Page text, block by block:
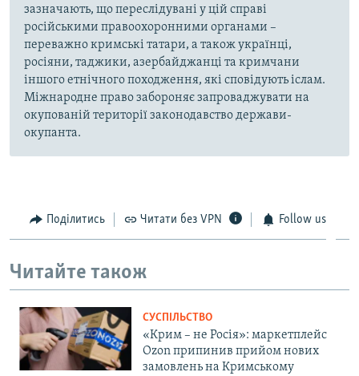
зазначають, що переслідувані у цій справі
російськими правоохоронними органами –
переважно кримські татари, а також українці,
росіяни, таджики, азербайджанці та кримчани
іншого етнічного походження, які сповідують іслам.
Міжнародне право забороняє запроваджувати на
окупованій території законодавство держави-
окупанта.
Поділитись Читати без VPN Follow us
Читайте також
СУСПІЛЬСТВО
«Крим – не Росія»: маркетплейс
Ozon припинив прийом нових
замовлень на Кримському